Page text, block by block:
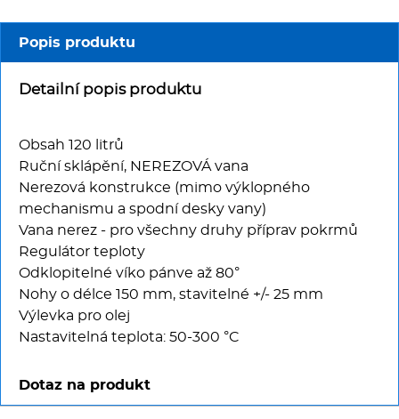
Multifunkce - speciály
Vodní lázně
Nerez
Ostatní
BAZAR
Popis produktu
Detailní popis produktu
Obsah 120 litrů
Ruční sklápění, NEREZOVÁ vana
Nerezová konstrukce (mimo výklopného
mechanismu a spodní desky vany)
Vana nerez - pro všechny druhy příprav pokrmů
Regulátor teploty
Odklopitelné víko pánve až 80°
Nohy o délce 150 mm, stavitelné +/- 25 mm
Výlevka pro olej
Nastavitelná teplota: 50-300 °C
Dotaz na produkt